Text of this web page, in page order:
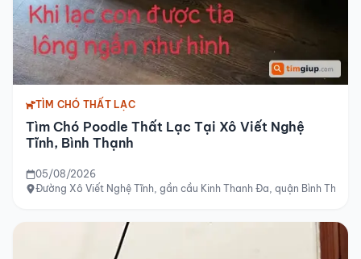
TÌM CHÓ THẤT LẠC
Tìm Chó Poodle Thất Lạc Tại Xô Viết Nghệ
Tĩnh, Bình Thạnh
05/08/2026
Đường Xô Viết Nghệ Tĩnh, gần cầu Kinh Thanh Đa, quận Bình Thạnh